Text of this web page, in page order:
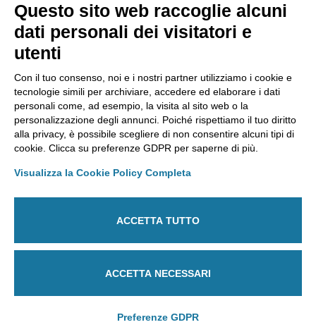
AMMINISTRAZIONE TRASPARENTE
Segnalazioni
Laboratorio Chimico Camera di commercio Torino
Via Ventimiglia, 165 - 10127 Torino
Tel011 6700111Fax011 6700100
E-mail labchim@lab-to.camcom.it
Partita IVA 09273250010
Codice destinatario: M5UXCR1
Questo sito web raccoglie alcuni
dati personali dei visitatori e
utenti
Con il tuo consenso, noi e i nostri partner utilizziamo i cookie e
tecnologie simili per archiviare, accedere ed elaborare i dati
personali come, ad esempio, la visita al sito web o la
personalizzazione degli annunci. Poiché rispettiamo il tuo diritto
alla privacy, è possibile scegliere di non consentire alcuni tipi di
cookie. Clicca su preferenze GDPR per saperne di più.
Visualizza la Cookie Policy Completa
ACCETTA TUTTO
ACCETTA NECESSARI
Preferenze GDPR